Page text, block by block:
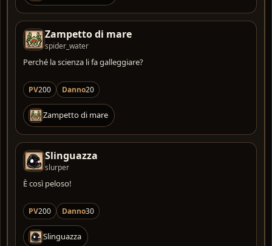
Zampetto di mare
spider_water
Perché la scienza li fa galleggiare?
PV200 Danno20
Zampetto di mare
Slinguazza
slurper
È così peloso!
PV200 Danno30
Slinguazza